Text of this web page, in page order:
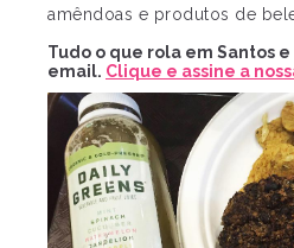
amêndoas e produtos de
Tudo o que rola em Santos
email. Clique e assine a